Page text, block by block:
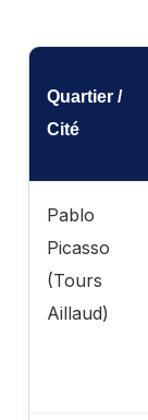
Quartier /
Cité
Pablo
Picasso
(Tours
Aillaud)